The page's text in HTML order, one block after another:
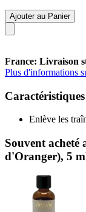
Ajouter au Panier
France: Livraison
Plus d'informations
Enlève les
Souvent
d'Oranger), 5